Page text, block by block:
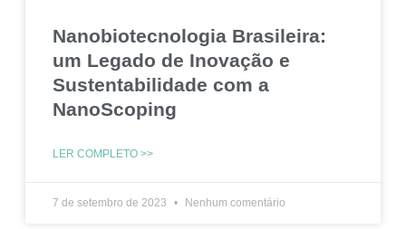
Nanobiotecnologia Brasileira:
um Legado de Inovação e
Sustentabilidade com a
NanoScoping
LER COMPLETO >>
7 de setembro de 2023 Nenhum comentário